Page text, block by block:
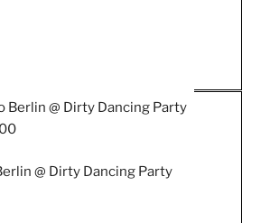
@ Dirty Dancing Party